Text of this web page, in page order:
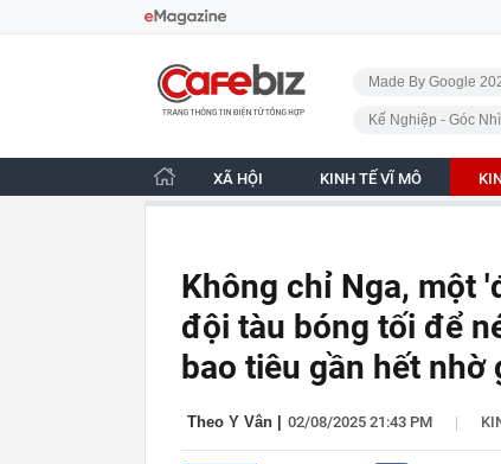
CafeBiz - Trang chủ
Made By Google
Kế Nghiệp - Góc
XÃ HỘI KINH TẾ VĨ MÔ
Không chỉ Nga, một
đội tàu bóng tối để
bao tiêu gần hết nhờ
Theo Y Vân 02/08/2025 21:43 PM |